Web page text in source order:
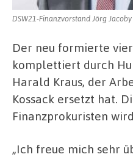
DSW21-Finanzvorstand Jörg Jacoby
Der neu formierte
komplettiert durch
Harald Kraus, der
Kossack ersetzt hat.
Finanzprokuristen
„Ich freue mich sehr